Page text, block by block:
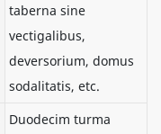
taberna sine
vectigalibus,
deversorium, domus
sodalitatis, etc.
Duodecim turma